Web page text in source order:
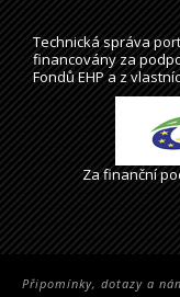
Technická správa
financovány za
Fondů EHP a z
Za finanční
Připomínky, dotazy a